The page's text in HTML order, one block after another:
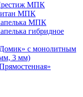
МПК
МПК
МПК
гибридное
с монолитным
3 мм)